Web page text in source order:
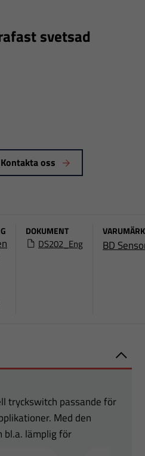
svetsad
Kontakta oss
DOKUMENT
DS202_Eng BD
tryckswitch passande för
Med den
bl.a. lämplig för